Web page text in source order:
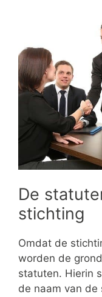
De
stichting
Omdat de
worden de
statuten. Hierin
de naam van de